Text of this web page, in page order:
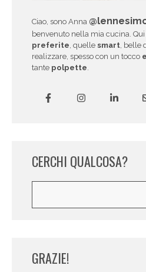
Ciao, sono Anna
benvenuto nella mia cucina.
preferite , quelle smart , belle
realizzare, spesso con un tocco
tante polpette
CERCHI QUALCOSA?
GRAZIE!